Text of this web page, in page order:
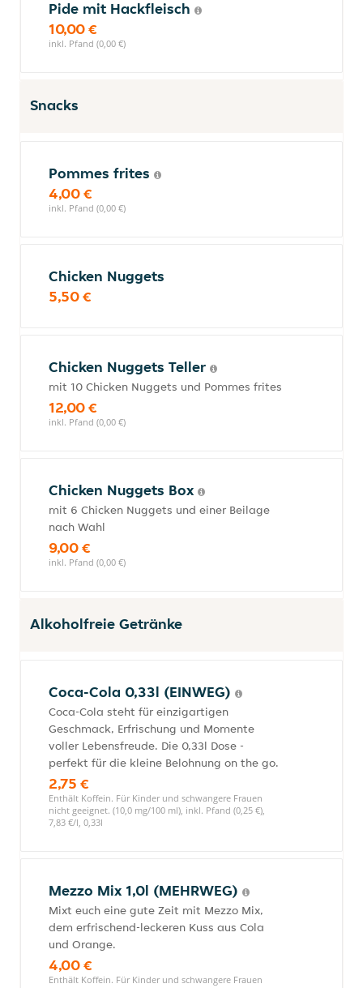
Pide mit Hackfleisch
10,00 €
inkl. Pfand (0,00 €)
Snacks
Pommes frites
4,00 €
inkl. Pfand (0,00 €)
Chicken Nuggets
5,50 €
Chicken Nuggets Teller
mit 10 Chicken Nuggets und Pommes frites
12,00 €
inkl. Pfand (0,00 €)
Chicken Nuggets Box
mit 6 Chicken Nuggets und einer Beilage
nach Wahl
9,00 €
inkl. Pfand (0,00 €)
Alkoholfreie Getränke
Coca-Cola 0,33l (EINWEG)
Coca-Cola steht für einzigartigen
Geschmack, Erfrischung und Momente
voller Lebensfreude. Die 0,33l Dose -
perfekt für die kleine Belohnung on the go.
2,75 €
Enthält Koffein. Für Kinder und schwangere Frauen
nicht geeignet. (10,0 mg/100 ml), inkl. Pfand (0,25 €),
7,83 €/l, 0,33l
Mezzo Mix 1,0l (MEHRWEG)
Mixt euch eine gute Zeit mit Mezzo Mix,
dem erfrischend-leckeren Kuss aus Cola
und Orange.
4,00 €
Enthält Koffein. Für Kinder und schwangere Frauen